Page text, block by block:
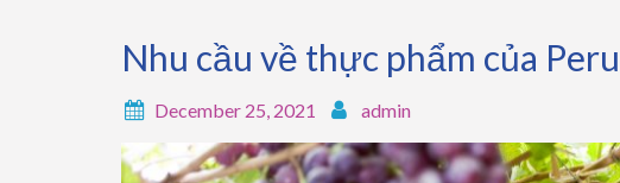
Nhu cầu về thực phẩm của
December 25, 2021 admin